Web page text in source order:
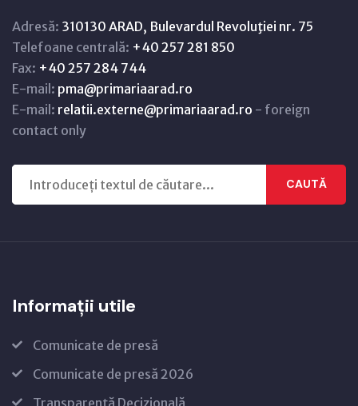
Adresă: 310130 ARAD, Bulevardul Revoluţiei nr. 75
Telefoane centrală: +40 257 281 850
Fax: +40 257 284 744
E-mail: pma@primariaarad.ro
E-mail: relatii.externe@primariaarad.ro - foreign
contact only
CAUTĂ
Informații utile
Comunicate de presă
Comunicate de presă 2026
Transparență Decizională